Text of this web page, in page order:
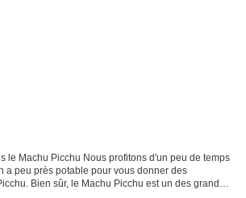
le Machu Picchu Nous profitons d'un peu de temps
a peu près potable pour vous donner des
Bien sûr, le Machu Picchu est un des grands